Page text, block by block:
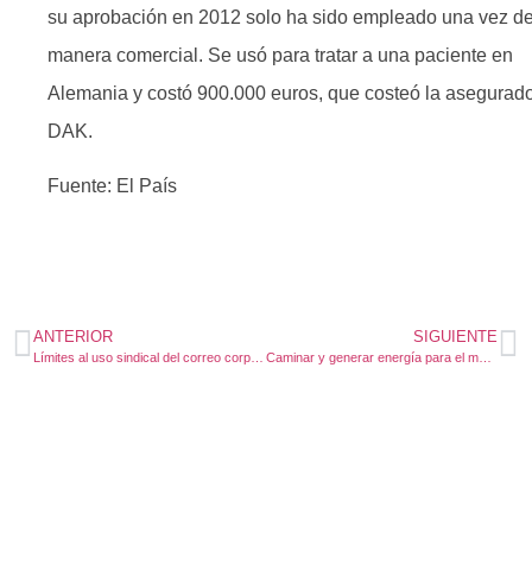
su aprobación en 2012 solo ha sido empleado una vez
manera comercial. Se usó para tratar a una paciente en
Alemania y costó 900.000 euros, que costeó la
DAK.
Fuente: El País
ANTERIOR SIGUIENTE
Caminar y generar energía para el móvil, en un mismo bastón